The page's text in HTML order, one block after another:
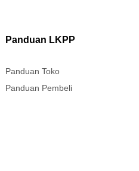
Panduan LKPP
Panduan Toko
Panduan Pembeli